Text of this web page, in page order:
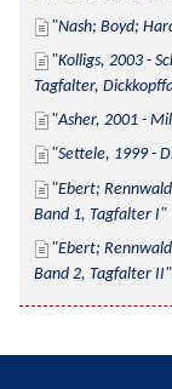
Nash; Boyd;
Kolligs, 2003 -
Tagfalter,
Asher, 2001 -
Settele, 1999 -
Ebert;
Band 1, Tagfalter I
Ebert;
Band 2, Tagfalter II